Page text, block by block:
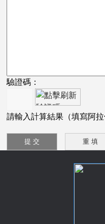
驗證碼：
請輸入計算結果（填寫阿